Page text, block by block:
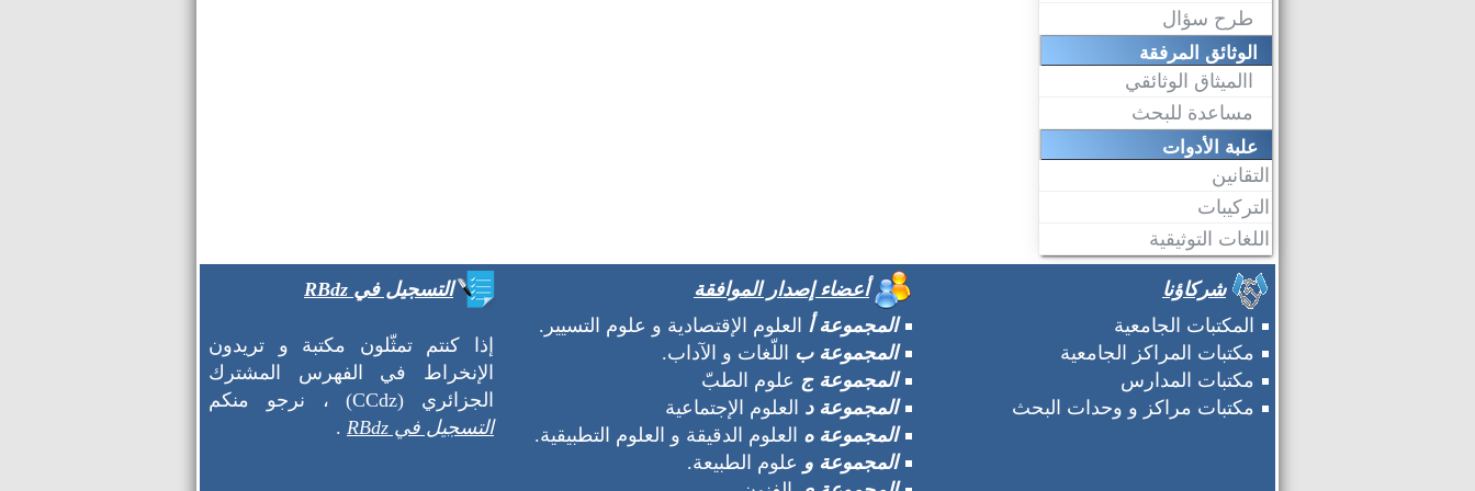
طرح سؤال
الوثائق المرفقة
االميثاق الوثائقي
مساعدة للبحث
علبة الأدوات
التقانين
التركيبات
اللغات التوثيقية
شركاؤنا
المكتبات الجامعية
مكتبات المراكز الجامعية
مكتبات المدارس
مكتبات مراكز و وحدات البحث
أعضاء إصدار الموافقة
المجموعة أ العلوم الإقتصادية و علوم التسيير.
المجموعة ب
اللّغات و الآداب.
المجموعة ج علوم الطبّ
المجموعة د العلوم الإجتماعية
المجموعة ه العلوم الدقيقة و العلوم التطبيقية.
المجموعة و علوم الطبيعة.
التسجيل في RBdz
إذا كنتم تمثّلون مكتبة و تريدون
الإنخراط في الفهرس المشترك
الجزائري (CCdz) ، نرجو منكم
التسجيل في RBdz
.